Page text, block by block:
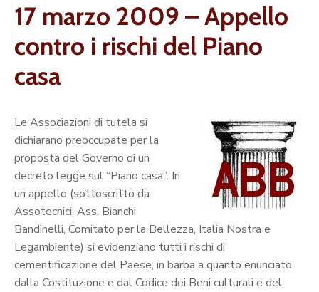
17 marzo 2009 – Appello
contro i rischi del Piano
casa
Le Associazioni di tutela si
dichiarano preoccupate per la
proposta del Governo di un
decreto legge sul “Piano casa”. In
un appello (sottoscritto da
Assotecnici, Ass. Bianchi
Bandinelli, Comitato per la Bellezza, Italia Nostra e
Legambiente) si evidenziano tutti i rischi di
cementificazione del Paese, in barba a quanto enunciato
dalla Costituzione e dal Codice dei Beni culturali e del